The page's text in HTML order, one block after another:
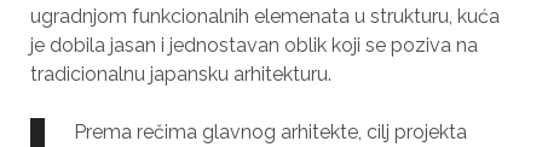
ugradnjom funkcionalnih elemenata u strukturu, kuća
je dobila jasan i jednostavan oblik koji se poziva na
tradicionalnu japansku arhitekturu.
Prema rečima glavnog arhitekte, cilj projekta